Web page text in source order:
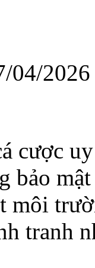
04/2026
cược
bảo
môi
tranh